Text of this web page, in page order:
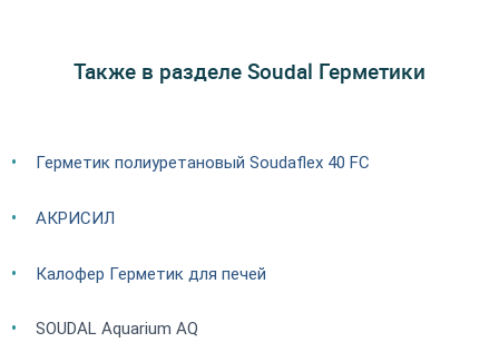
Также в разделе Soudal Герметики
Герметик полиуретановый Soudaflex 40 FC
АКРИСИЛ
Калофер Герметик для печей
SOUDAL Aquarium AQ